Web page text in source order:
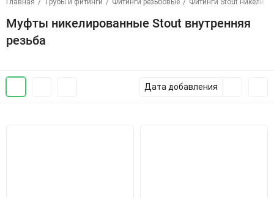
Главная / Трубы и фитинги / Фитинги резьбовые / Фитинги Stout
Муфты никелированные Stout внутренняя
резьба
Дата добавления